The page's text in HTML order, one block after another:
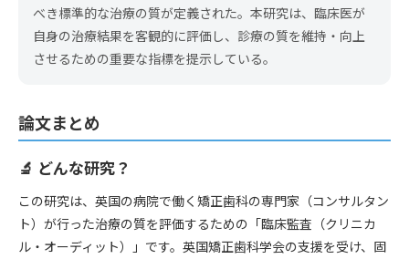
べき標準的な治療の質が定義された。本研究は、臨床医が
自身の治療結果を客観的に評価し、診療の質を維持・向上
させるための重要な指標を提示している。
論文まとめ
🔬 どんな研究？
この研究は、英国の病院で働く矯正歯科の専門家（コンサルタン
ト）が行った治療の質を評価するための「臨床監査（クリニカ
ル・オーディット）」です。英国矯正歯科学会の支援を受け、固